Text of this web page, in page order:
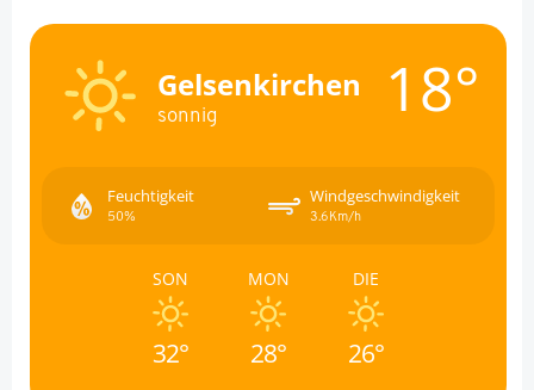
Gelsenkirchen
sonnig 18°
Feuchtigkeit
50%
Windgeschwindigkeit
3.6Km/h
SON
32°
MON
28°
DIE
26°